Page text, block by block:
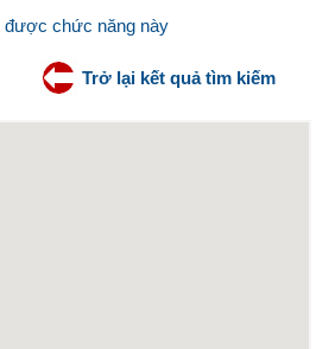
được chức năng này
Trở lại kết quả tìm kiếm